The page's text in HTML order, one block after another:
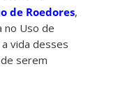
de Roedores,
no Uso de
vida desses
serem